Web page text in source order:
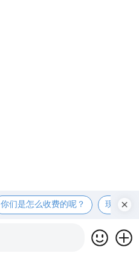
你们是怎么收费的呢？ 现在有